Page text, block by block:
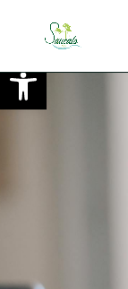
Ouvrir la barre d’outils